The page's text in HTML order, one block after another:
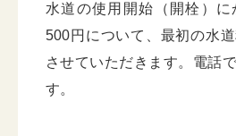
水道の使用開始（開栓）
500円について、最初の水
させていただきます。電話
す。